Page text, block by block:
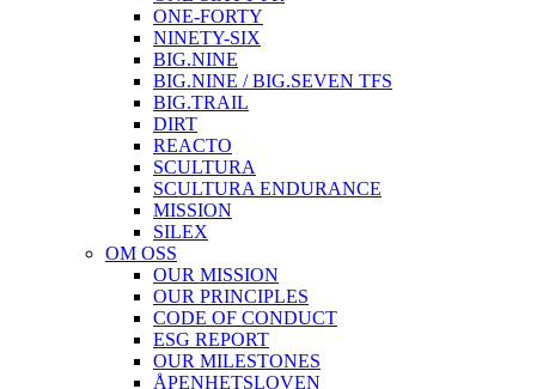
ONE-FORTY
NINETY-SIX
BIG.NINE
BIG.NINE / BIG.SEVEN TFS
BIG.TRAIL
DIRT
REACTO
SCULTURA
SCULTURA ENDURANCE
MISSION
SILEX
OM OSS
OUR MISSION
OUR PRINCIPLES
CODE OF CONDUCT
ESG REPORT
OUR MILESTONES
ÅPENHETSLOVEN